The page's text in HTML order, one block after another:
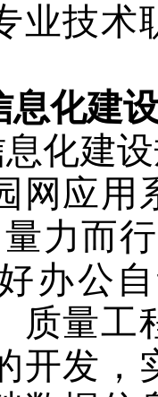
业技术
息化建
化建
网应用
力而
办公
质量工
开发，